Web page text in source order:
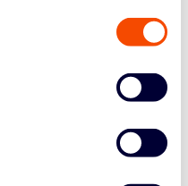
Die benoem je, als de
erelid. Arvin Slagter en